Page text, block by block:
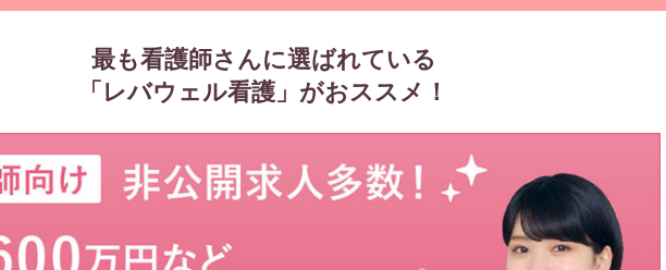
最も看護師さんに選ばれている
「レバウェル看護」がおススメ！